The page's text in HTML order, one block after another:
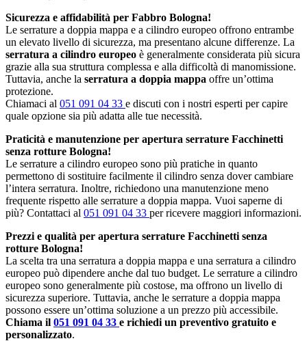
Sicurezza e affidabilità per Fabbro Bologna!
Le serrature a doppia mappa e a cilindro europeo offrono entrambe
un elevato livello di sicurezza, ma presentano alcune differenze. La
serratura a cilindro europeo è generalmente considerata più sicura
grazie alla sua struttura complessa e alla difficoltà di manomissione.
Tuttavia, anche la serratura a doppia mappa offre un’ottima
protezione.
Chiamaci al 051 091 04 33 e discuti con i nostri esperti per capire
quale opzione sia più adatta alle tue necessità.
Praticità e manutenzione per apertura serrature Facchinetti
senza rotture Bologna!
Le serrature a cilindro europeo sono più pratiche in quanto
permettono di sostituire facilmente il cilindro senza dover cambiare
l’intera serratura. Inoltre, richiedono una manutenzione meno
frequente rispetto alle serrature a doppia mappa. Vuoi saperne di
più? Contattaci al 051 091 04 33 per ricevere maggiori informazioni.
Prezzi e qualità per apertura serrature Facchinetti senza
rotture Bologna!
La scelta tra una serratura a doppia mappa e una serratura a cilindro
europeo può dipendere anche dal tuo budget. Le serrature a cilindro
europeo sono generalmente più costose, ma offrono un livello di
sicurezza superiore. Tuttavia, anche le serrature a doppia mappa
possono essere un’ottima soluzione a un prezzo più accessibile.
Chiama il 051 091 04 33 e richiedi un preventivo gratuito e
personalizzato.